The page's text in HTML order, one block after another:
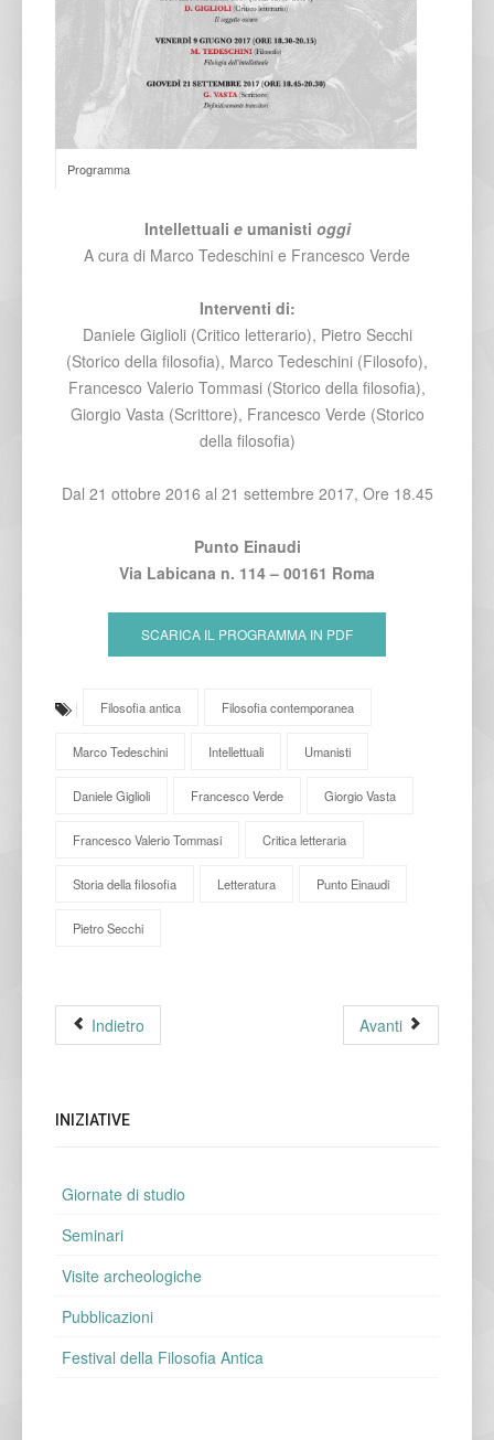
Programma
Intellettuali eumanisti oggi
A cura di Marco Tedeschini e Francesco Verde
Interventi di:
Daniele Giglioli (Critico letterario), Pietro Secchi
(Storico della filosofia), Marco Tedeschini (Filosofo),
Francesco Valerio Tommasi (Storico della filosofia),
Giorgio Vasta (Scrittore), Francesco Verde (Storico
della filosofia)
Dal 21 ottobre 2016 al 21 settembre 2017, Ore 18.45
Punto Einaudi
Via Labicana n. 114 – 00161 Roma
SCARICA IL PROGRAMMA IN PDF
Filosofia antica Filosofia contemporanea
Marco Tedeschini Intellettuali Umanisti
Daniele Giglioli Francesco Verde Giorgio Vasta
Francesco Valerio Tommasi Critica letteraria
Storia della filosofia Letteratura Punto Einaudi
Pietro Secchi
Indietro Avanti
INIZIATIVE
Giornate di studio
Seminari
Visite archeologiche
Pubblicazioni
Festival della Filosofia Antica